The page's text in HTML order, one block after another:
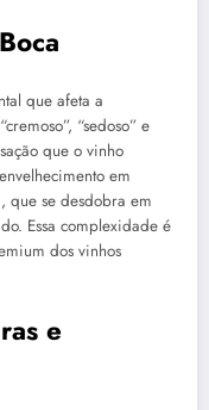
que afeta a
“sedoso” e
que o vinho
em
que se desdobra em
Essa complexidade é
dos vinhos
e